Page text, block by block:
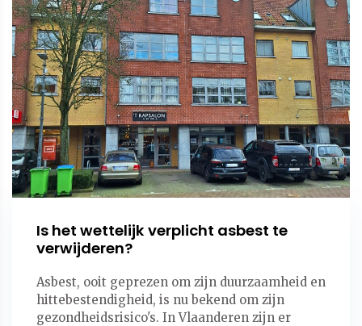
Is het wettelijk verplicht asbest te
verwijderen?
Asbest, ooit geprezen om zijn duurzaamheid en
hittebestendigheid, is nu bekend om zijn
gezondheidsrisico's. In Vlaanderen zijn er